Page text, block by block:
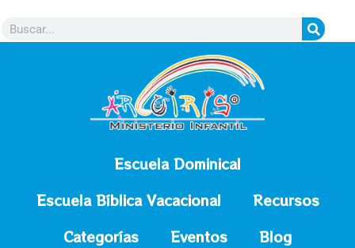
Escuela Dominical
Escuela Bíblica Vacacional
Recursos
Categorías
Eventos Blog